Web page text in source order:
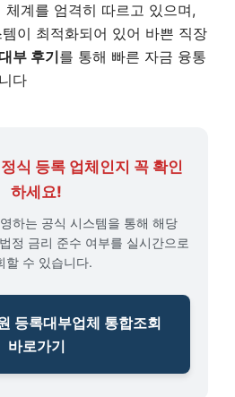
계를 엄격히 따르고 있으며,
이 최적화되어 있어 바쁜 직장
부 후기를 통해 빠른 자금 융통
다
식 등록 업체인지 꼭 확인
하세요!
하는 공식 시스템을 통해 해당
정 금리 준수 여부를 실시간으로
할 수 있습니다.
등록대부업체 통합조회
바로가기